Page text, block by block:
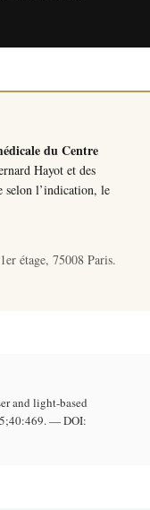
du Centre
Hayot et des
selon l’indication, le
étage, 75008 Paris.
and light-based
—DOI: